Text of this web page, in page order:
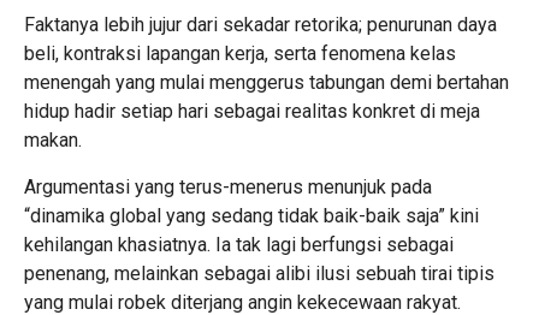
Faktanya lebih jujur dari sekadar retorika; penurunan daya
beli, kontraksi lapangan kerja, serta fenomena kelas
menengah yang mulai menggerus tabungan demi bertahan
hidup hadir setiap hari sebagai realitas konkret di meja
makan.
Argumentasi yang terus-menerus menunjuk pada
“dinamika global yang sedang tidak baik-baik saja” kini
kehilangan khasiatnya. Ia tak lagi berfungsi sebagai
penenang, melainkan sebagai alibi ilusi sebuah tirai tipis
yang mulai robek diterjang angin kekecewaan rakyat.